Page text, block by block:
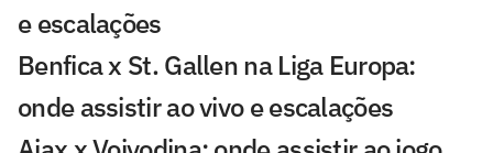
e escalações
Benfica x St. Gallen na Liga Europa:
onde assistir ao vivo e escalações